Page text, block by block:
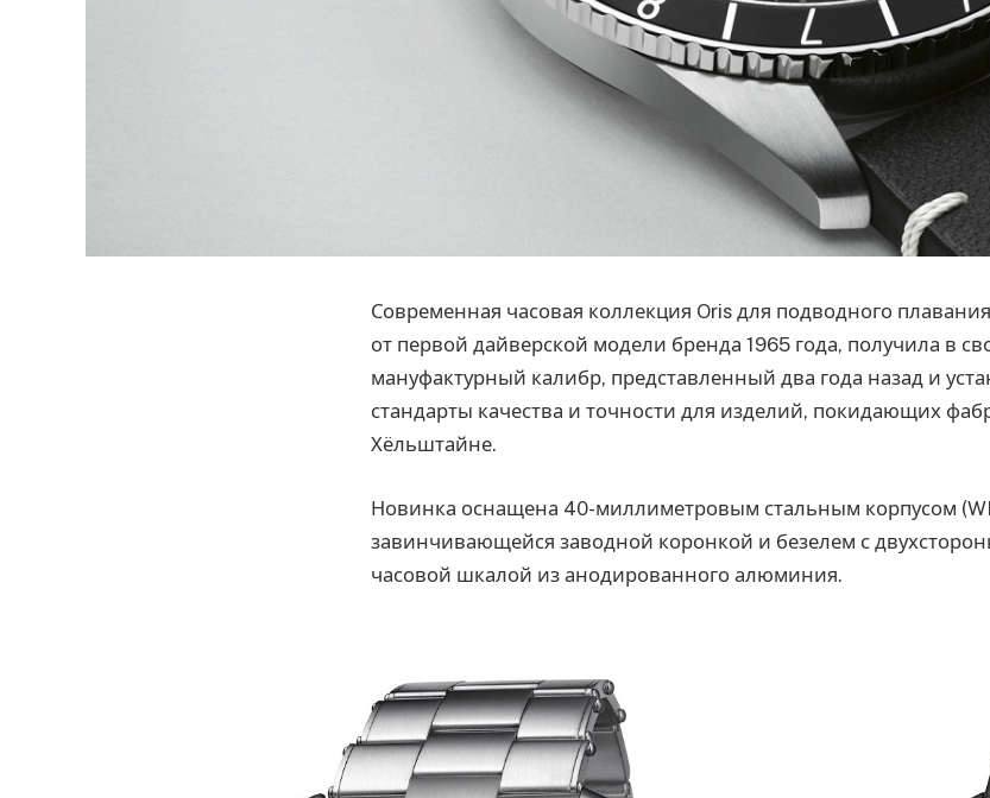
Современная часовая коллекция Oris для подводного
от первой дайверской модели бренда 1965 года, получила в
мануфактурный калибр, представленный два года назад и
стандарты качества и точности для изделий, покидающих
Хёльштайне.
Новинка оснащена 40-миллиметровым стальным корпусом
завинчивающейся заводной коронкой и безелем с
часовой шкалой из анодированного алюминия.